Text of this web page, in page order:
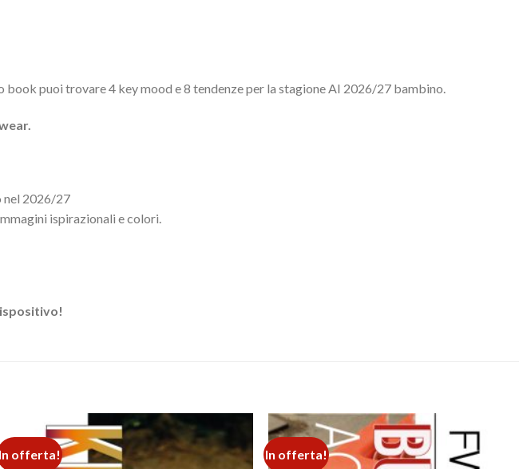
puoi trovare 4 key mood e 8 tendenze per la stagione AI 2026/27 bambino.
nel 2026/27
ispirazionali e colori.
In offerta! In offerta!